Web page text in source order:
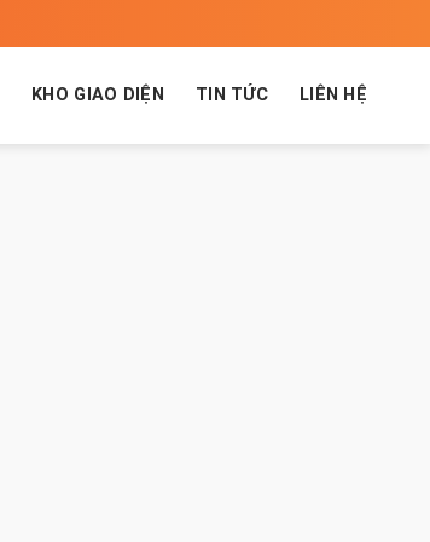
KHO GIAO DIỆN TIN TỨC LIÊN HỆ